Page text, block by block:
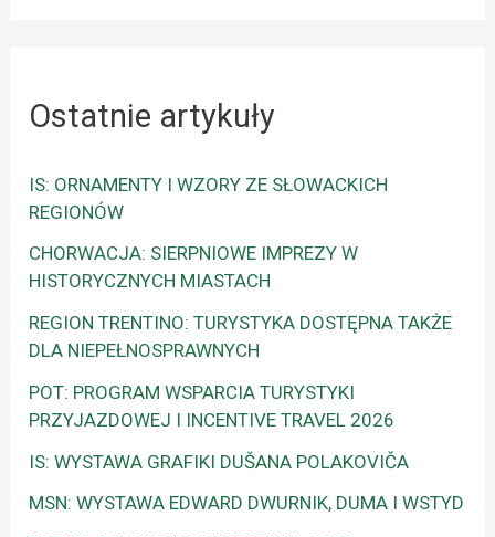
Ostatnie artykuły
IS: ORNAMENTY I WZORY ZE SŁOWACKICH
REGIONÓW
CHORWACJA: SIERPNIOWE IMPREZY W
HISTORYCZNYCH MIASTACH
REGION TRENTINO: TURYSTYKA DOSTĘPNA TAKŻE
DLA NIEPEŁNOSPRAWNYCH
POT: PROGRAM WSPARCIA TURYSTYKI
PRZYJAZDOWEJ I INCENTIVE TRAVEL 2026
IS: WYSTAWA GRAFIKI DUŠANA POLAKOVIČA
MSN: WYSTAWA EDWARD DWURNIK, DUMA I WSTYD